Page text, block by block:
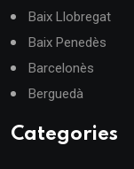
Baix Llobregat
Baix Penedès
Barcelonès
Berguedà
Categories